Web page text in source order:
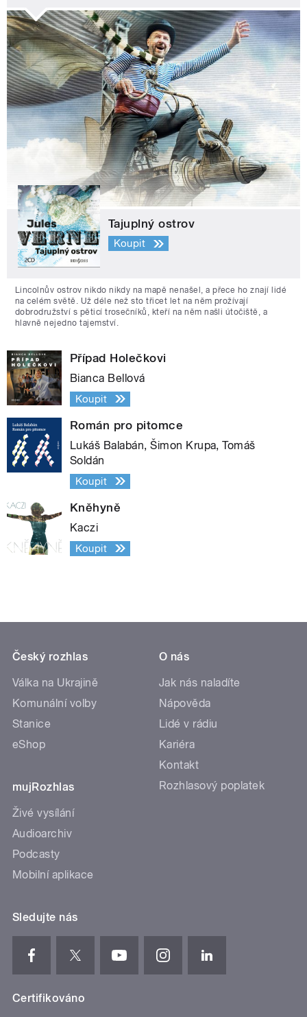
Tajuplný ostrov
Koupit
Lincolnův ostrov nikdo nikdy na mapě nenašel, a přece ho znají lidé
na celém světě. Už déle než sto třicet let na něm prožívají
dobrodružství s pěticí trosečníků, kteří na něm našli útočiště, a
hlavně nejedno tajemství.
Případ Holečkovi
Bianca Bellová
Koupit
Román pro pitomce
Lukáš Balabán, Šimon Krupa, Tomáš
Soldán
Koupit
Kněhyně
Kaczi
Koupit
Český rozhlas
Válka na Ukrajině
Komunální volby
Stanice
eShop
mujRozhlas
Živé vysílání
Audioarchiv
Podcasty
Mobilní aplikace
O nás
Jak nás naladíte
Nápověda
Lidé v rádiu
Kariéra
Kontakt
Rozhlasový poplatek
Sledujte nás
Certifikováno